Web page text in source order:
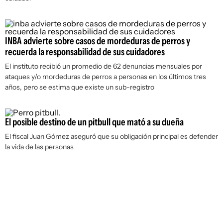
INBA advierte sobre casos de mordeduras de perros y
recuerda la responsabilidad de sus cuidadores
El instituto recibió un promedio de 62 denuncias mensuales por
ataques y/o mordeduras de perros a personas en los últimos tres
años, pero se estima que existe un sub-registro
El posible destino de un pitbull que mató a su dueña
El fiscal Juan Gómez aseguró que su obligación principal es defender
la vida de las personas